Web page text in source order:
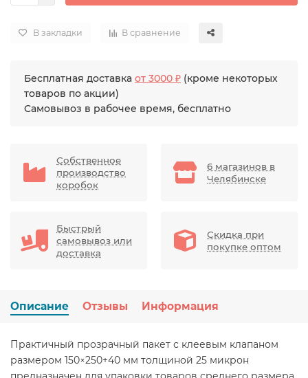
В закладки В сравнение
Бесплатная доставка от 3000 ₽ (кроме некоторых
товаров по акции)
Самовывоз в рабочее время, бесплатно
Собственное
производство
коробок
6 магазинов в
Челябинске
Быстрый
самовывоз или
доставка
Скидка при
покупке оптом
Описание Отзывы Информация
Практичный прозрачный пакет с клеевым клапаном
размером 150×250+40 мм толщиной 25 микрон